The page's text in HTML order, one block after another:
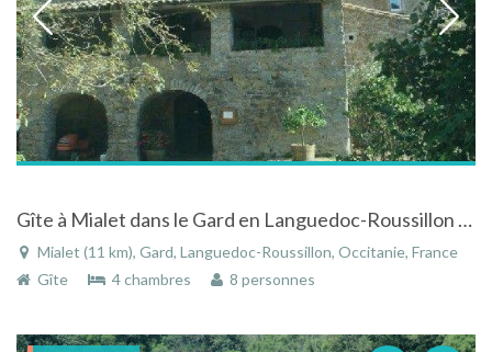
Gîte à Mialet dans le Gard en Languedoc-Roussillon dans un mas cévenol du 18ème siècle
Mialet (11 km), Gard, Languedoc-Roussillon, Occitanie, France
Gîte
4 chambres 8 personnes